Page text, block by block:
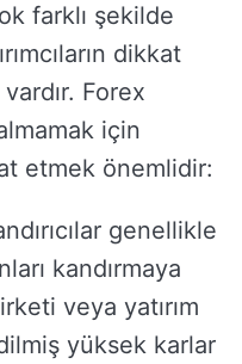
farklı şekilde
dikkat
Forex
için
etmek önemlidir:
genellikle
kandırmaya
veya yatırım
yüksek karlar